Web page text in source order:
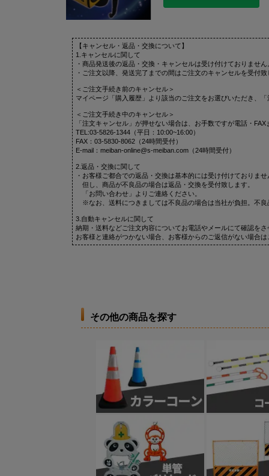
【キャンセル・返品・交換について】
1.キャンセルに関して
・商品発送後の返品・交換・キャンセルは受け付けておりません
・ご注文以降、発送完了までの間はご注文のキャンセルを受付致
＜ご注文手続き前のキャンセル＞
マイページ「購入履歴」より該当のご注文をお選びいただき、
＜ご注文手続き中のキャンセル＞
「注文キャンセル」が押せない場合は、お手数ですが電話・
TEL:03-5826-1344（平日：10:00~16:00）
FAX：03-5830-8062（24時間受付）
E-mail：meiban-online@s-meiban.com（24時間受付）
2.返品・交換に関して
・お客様ご都合での返品・交換は基本的には受け付けておりませ
但し、商品が不良品の場合は返品・交換を受付致します。
「お問い合わせ」よりご連絡ください。
※なお、送料につきましては不良品の場合は当社が負担。不良
3.自動キャンセルに関して
納期・送料などご注文内容についてお電話やメールにて確認を
お客様と連絡がつかない場合、お客様からのご返信がない場合
その他の商品を探す